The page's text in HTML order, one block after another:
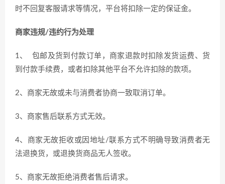
时不回复客服请求等情况，平台将扣除一定的保证金。
商家违规/违约行为处理
1、 包邮及货到付款订单，商家退款时扣除发货运费、货
到付款手续费，或者扣除其他平台不允许扣除的款项。
2、商家无故或未与消费者协商一致取消订单。
3、商家售后联系方式无效。
4、商家无故拒收或因地址/联系方式不明确导致消费者无
法退换货，或退换货商品无人签收。
5、商家无故拒绝消费者售后请求。